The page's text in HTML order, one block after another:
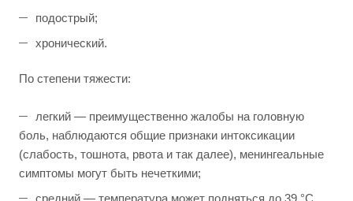
подострый;
хронический.
По степени тяжести:
легкий — преимущественно жалобы на головную
боль, наблюдаются общие признаки интоксикации
(слабость, тошнота, рвота и так далее), менингеальные
симптомы могут быть нечеткими;
средний — температура может подняться до 39 °C,